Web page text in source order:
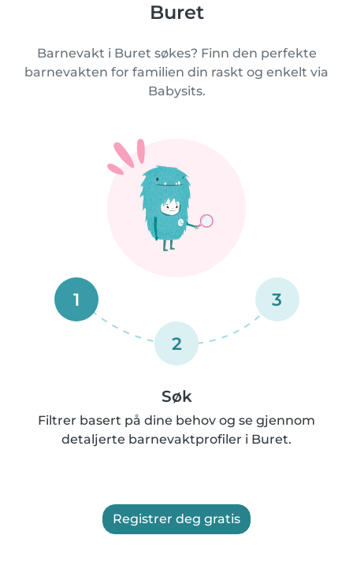
Buret
Barnevakt i Buret søkes? Finn den perfekte
barnevakten for familien din raskt og enkelt via
Babysits.
1
2
3
Søk
Filtrer basert på dine behov og se gjennom
detaljerte barnevaktprofiler i Buret.
Registrer deg gratis